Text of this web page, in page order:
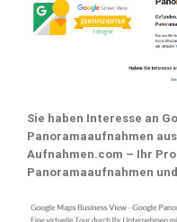
Sie haben Interesse an
Panoramaaufnahmen
Aufnahmen.com – Ihr
Panoramaaufnahmen